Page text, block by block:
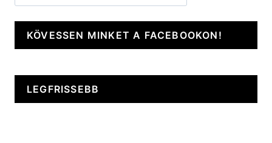
KÖVESSEN MINKET A FACEBOOKON!
LEGFRISSEBB